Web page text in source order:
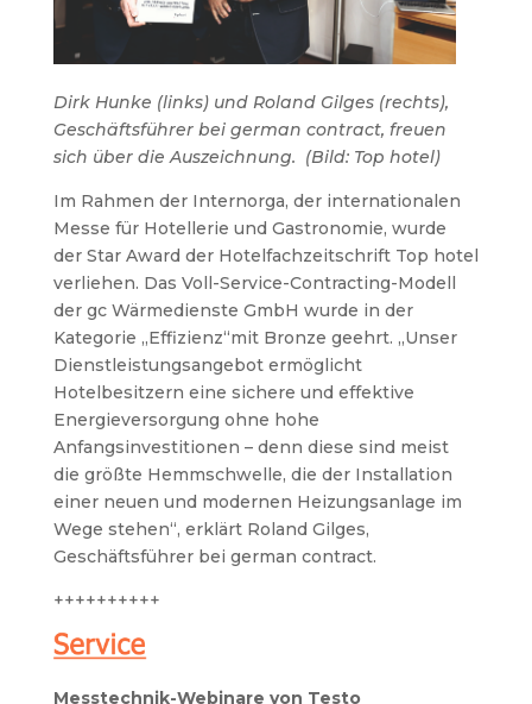
Dirk Hunke (links) und Roland Gilges (rechts),
Geschäftsführer bei german contract, freuen
sich über die Auszeichnung. (Bild: Top hotel)
Im Rahmen der Internorga, der internationalen
Messe für Hotellerie und Gastronomie, wurde
der Star Award der Hotelfachzeitschrift Top hotel
verliehen. Das Voll-Service-Contracting-Modell
der gc Wärmedienste GmbH wurde in der
Kategorie „Effizienz“mit Bronze geehrt. „Unser
Dienstleistungsangebot ermöglicht
Hotelbesitzern eine sichere und effektive
Energieversorgung ohne hohe
Anfangsinvestitionen – denn diese sind meist
die größte Hemmschwelle, die der Installation
einer neuen und modernen Heizungsanlage im
Wege stehen“, erklärt Roland Gilges,
Geschäftsführer bei german contract.
++++++++++
Messtechnik-Webinare von Testo